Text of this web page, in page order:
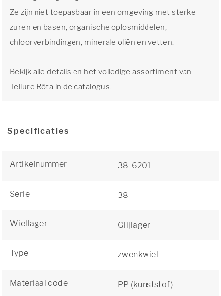
Ze zijn niet toepasbaar in een omgeving met sterke
zuren en basen, organische oplosmiddelen,
chloorverbindingen, minerale oliën en vetten.
Bekijk alle details en het volledige assortiment van
Tellure Rôta in decatalogus.
Specificaties
Artikelnummer 38-6201
Serie 38
Wiellager Glijlager
Type zwenkwiel
Materiaal code PP (kunststof)